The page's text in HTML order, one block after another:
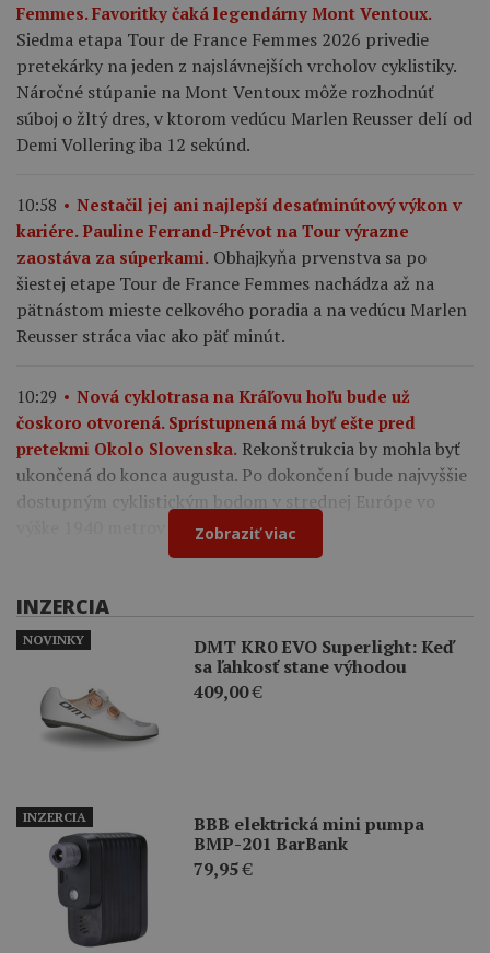
Femmes. Favoritky čaká legendárny Mont Ventoux.
Siedma etapa Tour de France Femmes 2026 privedie
pretekárky na jeden z najslávnejších vrcholov cyklistiky.
Náročné stúpanie na Mont Ventoux môže rozhodnúť
súboj o žltý dres, v ktorom vedúcu Marlen Reusser delí od
Demi Vollering iba 12 sekúnd.
10:58
Nestačil jej ani najlepší desaťminútový výkon v
kariére. Pauline Ferrand-Prévot na Tour výrazne
zaostáva za súperkami. Obhajkyňa prvenstva sa po
šiestej etape Tour de France Femmes nachádza až na
pätnástom mieste celkového poradia a na vedúcu Marlen
Reusser stráca viac ako päť minút.
10:29
Nová cyklotrasa na Kráľovu hoľu bude už
čoskoro otvorená. Sprístupnená má byť ešte pred
pretekmi Okolo Slovenska. Rekonštrukcia by mohla byť
ukončená do konca augusta. Po dokončení bude najvyššie
dostupným cyklistickým bodom v strednej Európe vo
výške 1940 metrov nad morom.
Zobraziť viac
INZERCIA
DMT KR0 EVO Superlight: Keď
sa ľahkosť stane výhodou
409,00€
NOVINKY
BBB elektrická mini pumpa
BMP-201 BarBank
79,95€
INZERCIA